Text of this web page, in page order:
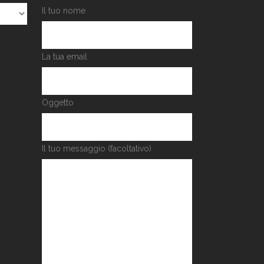
Il tuo nome
La tua email
Oggetto
Il tuo messaggio (facoltativo)